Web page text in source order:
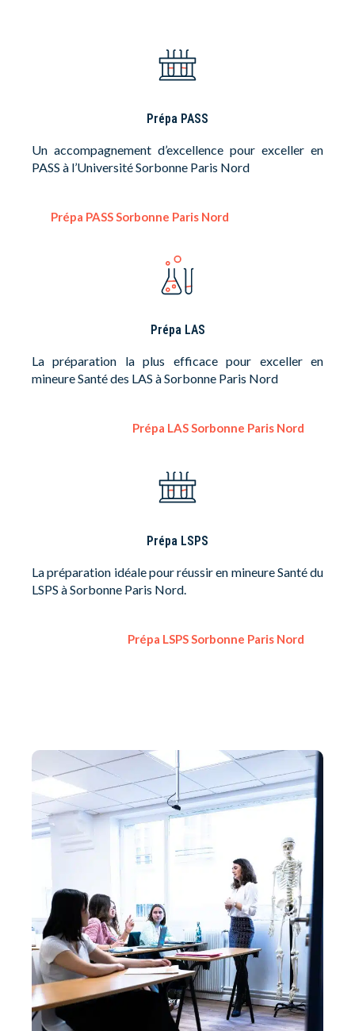
Prépa PASS
Un accompagnement d’excellence pour exceller en
PASS à l’Université Sorbonne Paris Nord
Prépa PASS Sorbonne Paris Nord
Prépa LAS
La préparation la plus efficace pour exceller en
mineure Santé des LAS à Sorbonne Paris Nord
Prépa LAS Sorbonne Paris Nord
Prépa LSPS
La préparation idéale pour réussir en mineure Santé du
LSPS à Sorbonne Paris Nord.
Prépa LSPS Sorbonne Paris Nord